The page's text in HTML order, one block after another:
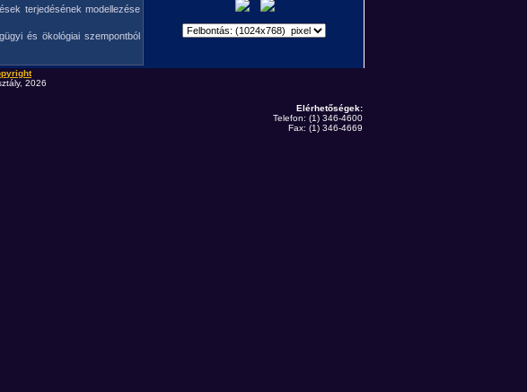
terjedésének modellezése
és ökológiai szempontból
2026
Elérhetőségek:
Telefon: (1) 346-4600
Fax: (1) 346-4669